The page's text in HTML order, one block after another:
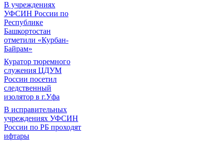
В учреждениях
УФСИН России по
Республике
Башкортостан
отметили «Курбан-
Байрам»
Куратор тюремного
служения ЦДУМ
России посетил
следственный
изолятор в г.Уфа
В исправительных
учреждениях УФСИН
России по РБ проходят
ифтары